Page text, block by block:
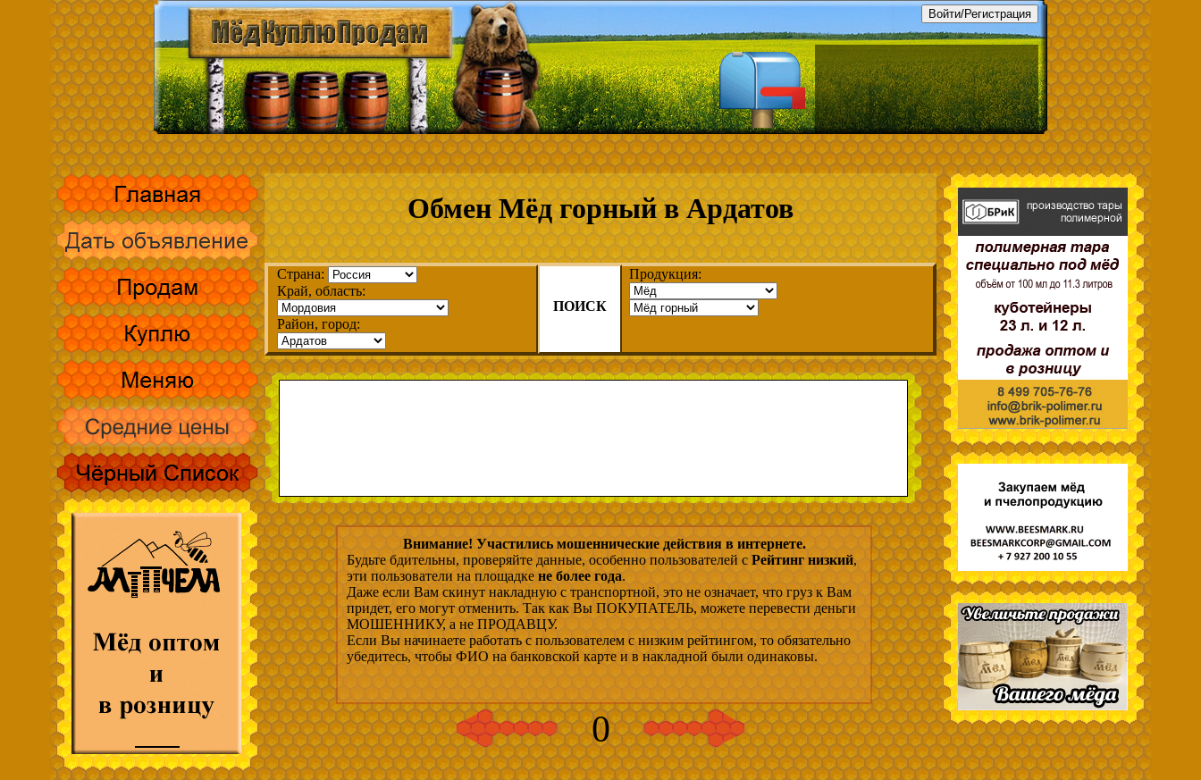
Обмен Мёд горный в Ардатов
Страна:
Край, область:
Район, город:
Продукция:
ПОИСК
Внимание! Участились мошеннические действия в интернете.
Будьте бдительны, проверяйте данные, особенно пользователей с Рейтинг низкий,
эти пользователи на площадке не более года.
Даже если Вам скинут накладную с транспортной, это не означает, что груз к Вам
придет, его могут отменить. Так как Вы ПОКУПАТЕЛЬ, можете перевести деньги
МОШЕННИКУ, а не ПРОДАВЦУ.
Если Вы начинаете работать с пользователем с низким рейтингом, то обязательно
убедитесь, чтобы ФИО на банковской карте и в накладной были одинаковы.
0